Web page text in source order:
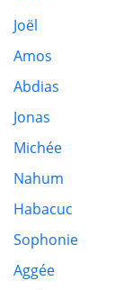
Joël
Amos
Abdias
Jonas
Michée
Nahum
Habacuc
Sophonie
Aggée